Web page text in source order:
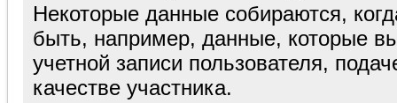
Некоторые данные собираются,
быть, например, данные, которые
учетной записи пользователя,
качестве участника.